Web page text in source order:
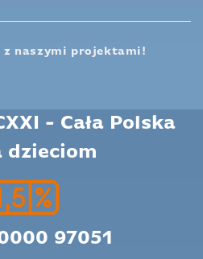
z naszymi projektami!
- Cała Polska
dzieciom
97051